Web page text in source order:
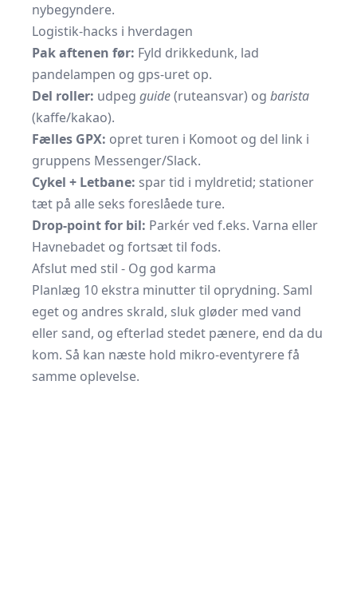
nybegyndere.
Logistik-hacks i hverdagen
Pak aftenen før: Fyld drikkedunk, lad
pandelampen og gps-uret op.
Del roller: udpeg guide(ruteansvar) og barista
(kaffe/kakao).
Fælles GPX: opret turen i Komoot og del link i
gruppens Messenger/Slack.
Cykel + Letbane: spar tid i myldretid; stationer
tæt på alle seks foreslåede ture.
Drop-point for bil: Parkér ved f.eks. Varna eller
Havnebadet og fortsæt til fods.
Afslut med stil - Og god karma
Planlæg 10 ekstra minutter til oprydning. Saml
eget og andres skrald, sluk gløder med vand
eller sand, og efterlad stedet pænere, end da du
kom. Så kan næste hold mikro-eventyrere få
samme oplevelse.